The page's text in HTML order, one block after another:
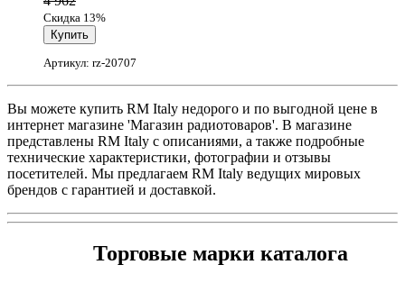
Скидка 13%
Артикул: rz-20707
Вы можете купить RM Italy недорого и по выгодной цене в
интернет магазине 'Магазин радиотоваров'. В магазине
представлены RM Italy с описаниями, а также подробные
технические характеристики, фотографии и отзывы
посетителей. Мы предлагаем RM Italy ведущих мировых
брендов с гарантией и доставкой.
Торговые марки каталога